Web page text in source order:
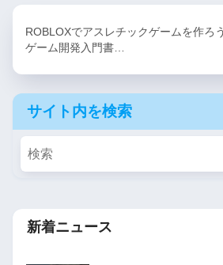
ROBLOXでアスレチックゲームを作ろ
ゲーム開発入門書…
サイト内を検索
新着ニュース